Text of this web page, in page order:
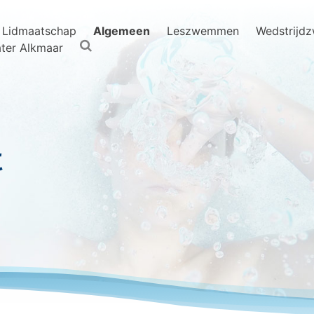
Lidmaatschap Algemeen Leszwemmen
Alkmaar